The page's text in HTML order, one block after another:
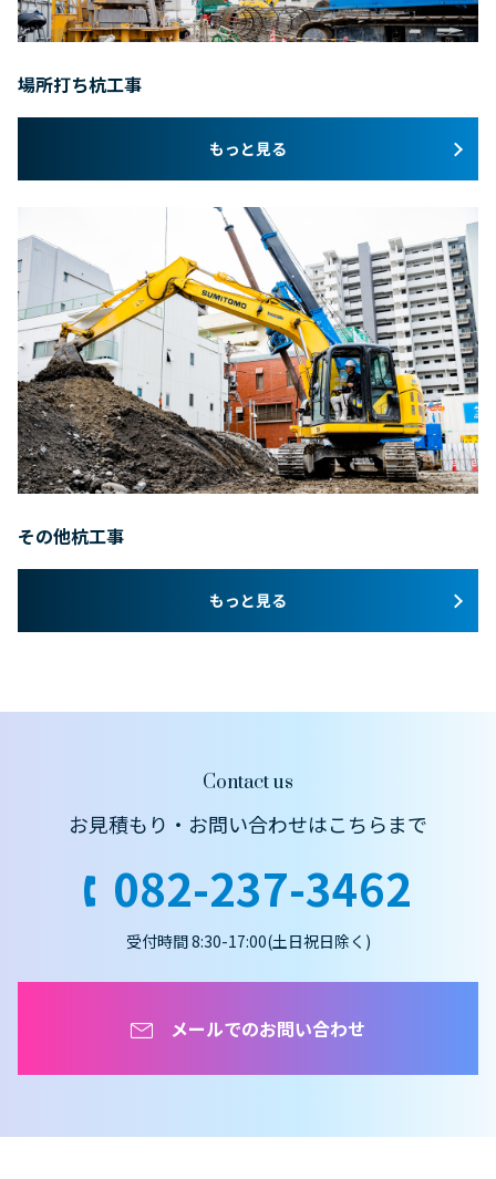
場所打ち杭工事
もっと見る
その他杭工事
もっと見る
Contact us
お見積もり・お問い合わせはこちらまで
082-237-3462
受付時間 8:30-17:00(土日祝日除く)
メールでのお問い合わせ